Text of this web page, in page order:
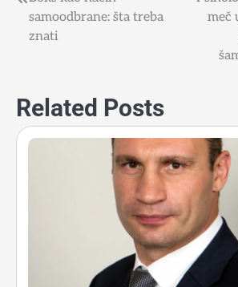
navigation
samoodbrane: šta treba
znati
meč
Related Posts